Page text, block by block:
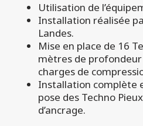
Utilisation de
Installation réalisée
Landes.
Mise en place de 16
mètres de
charges de
Installation complète
pose des Techno
d’ancrage.